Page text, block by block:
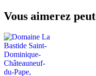
Vous aimerez